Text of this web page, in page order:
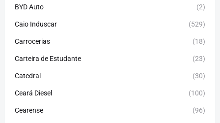
BYD Auto (2)
Caio Induscar (529)
Carrocerias (18)
Carteira de Estudante (23)
Catedral (30)
Ceará Diesel (100)
Cearense (96)